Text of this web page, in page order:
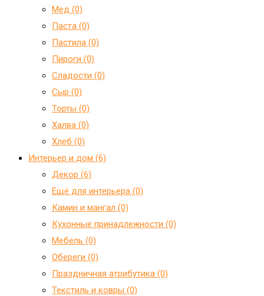
Мед (0)
Паста (0)
Пастила (0)
Пироги (0)
Сладости (0)
Сыр (0)
Торты (0)
Халва (0)
Хлеб (0)
Интерьер и дом (6)
Декор (6)
Ещё для интерьера (0)
Камин и мангал (0)
Кухонные принадлежности (0)
Мебель (0)
Обереги (0)
Праздничная атрибутика (0)
Текстиль и ковры (0)